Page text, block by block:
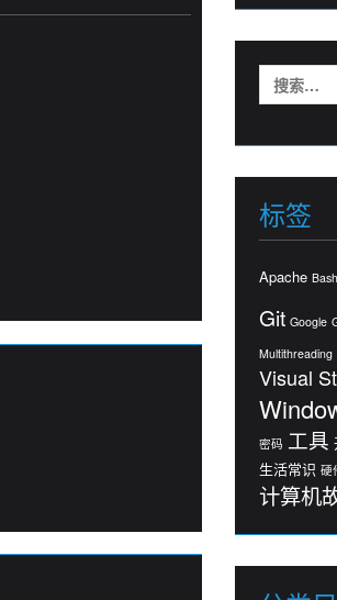
索：
标签
Apache Bash
Git Google
Multithreading
Visual
密码 工具
生活常识 硬
计算机